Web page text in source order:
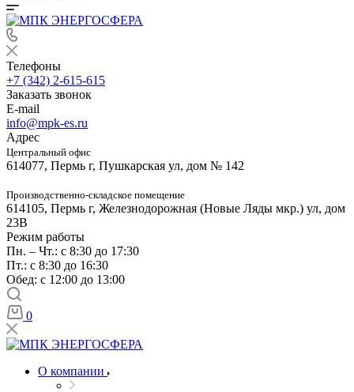
Телефоны
+7 (342) 2-615-615
Заказать звонок
E-mail
info@mpk-es.ru
Адрес
Центральный офис
614077, Пермь г, Пушкарская ул, дом № 142
Производственно-складское помещение
614105, Пермь г, Железнодорожная (Новые Ляды мкр.) ул, дом
23В
Режим работы
Пн. – Чт.: с 8:30 до 17:30
Пт.: с 8:30 до 16:30
Обед: с 12:00 до 13:00
0
О компании